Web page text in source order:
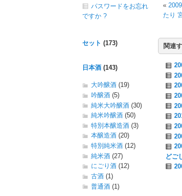
«
たり
関連
どご
パスワードをお忘れ
ですか ?
セット (173)
日本酒 (143)
大吟醸酒 (19)
吟醸酒 (5)
純米大吟醸酒 (30)
純米吟醸酒 (50)
特別本醸造酒 (3)
本醸造酒 (20)
特別純米酒 (12)
純米酒 (27)
にごり酒 (12)
古酒 (1)
普通酒 (1)